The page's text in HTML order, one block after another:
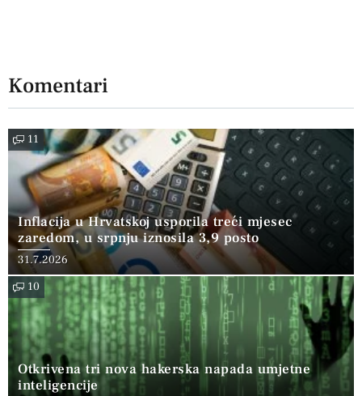
Komentari
11
Inflacija u Hrvatskoj usporila treći mjesec
zaredom, u srpnju iznosila 3,9 posto
31.7.2026
10
Otkrivena tri nova hakerska napada umjetne
inteligencije